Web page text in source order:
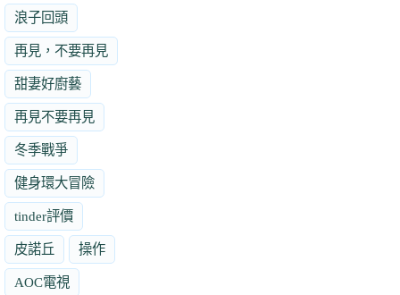
浪子回頭
再見，不要再見
甜妻好廚藝
再見不要再見
冬季戰爭
健身環大冒險
tinder評價
皮諾丘 操作
AOC電視